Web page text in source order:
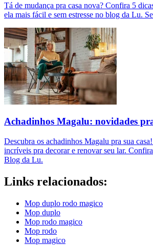
Tá de mudança pra casa nova? Confira 5
ela mais fácil e sem estresse no blog da Lu.
Achadinhos Magalu: novidades
Descubra os achadinhos Magalu pra sua
incríveis pra decorar e renovar seu lar.
Blog da Lu.
Links relacionados:
Mop duplo rodo magico
Mop duplo
Mop rodo magico
Mop rodo
Mop magico